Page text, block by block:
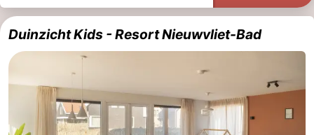
Duinzicht Kids - Resort Nieuwvliet-Bad